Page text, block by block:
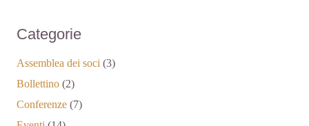
Categorie
Assemblea dei soci (3)
Bollettino (2)
Conferenze (7)